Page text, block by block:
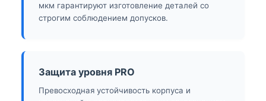
мкм гарантируют изготовление деталей со
строгим соблюдением допусков.
Защита уровня PRO
Превосходная устойчивость корпуса и